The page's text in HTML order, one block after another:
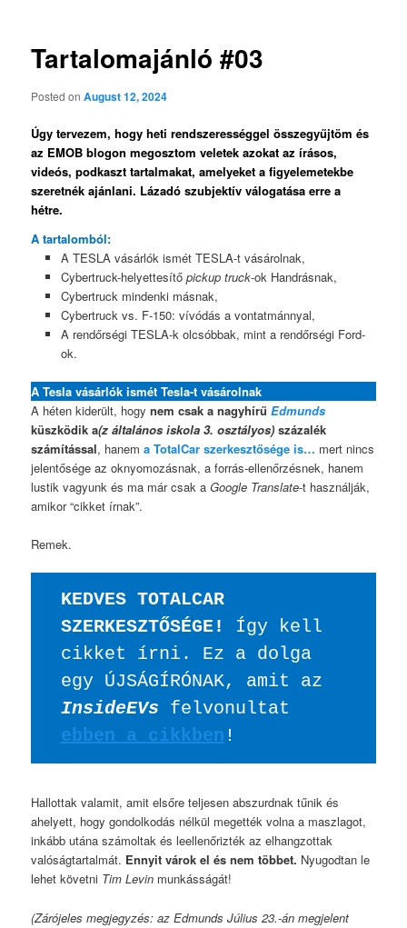
Tartalomajánló #03
Posted onAugust 12, 2024
Úgy tervezem, hogy heti rendszerességgel összegyűjtöm és
az EMOB blogon megosztom veletek azokat az írásos,
videós, podkaszt tartalmakat, amelyeket a figyelemetekbe
szeretnék ajánlani. Lázadó szubjektív válogatása erre a
hétre.
A tartalomból:
A TESLA vásárlók ismét TESLA-t vásárolnak,
Cybertruck-helyettesítő pickup truck-ok Handrásnak,
Cybertruck mindenki másnak,
Cybertruck vs. F-150: vívódás a vontatmánnyal,
A rendőrségi TESLA-k olcsóbbak, mint a rendőrségi Ford-
ok.
A Tesla vásárlók ismét Tesla-t vásárolnak
A héten kiderült, hogynem csak a nagyhírűEdmunds
küszködik a(z általános iskola 3. osztályos) százalék
számítással, hanema TotalCar szerkesztősége is… mert nincs
jelentősége az oknyomozásnak, a forrás-ellenőrzésnek, hanem
lustik vagyunk és ma már csak aGoogle Translate-t használják,
amikor “cikket írnak”.
Remek.
KEDVES TOTALCAR
SZERKESZTŐSÉGE!
Így kell
cikket írni. Ez a dolga
InsideEVs
ebben a cikkben !
Hallottak valamit, amit elsőre teljesen abszurdnak tűnik és
ahelyett, hogy gondolkodás nélkül megették volna a maszlagot,
inkább utána számoltak és leellenőrizték az elhangzottak
valóságtartalmát. Ennyit várok el és nem többet. Nyugodtan le
lehet követni Tim Levin munkásságát!
(Zárójeles megjegyzés: az Edmunds Július 23.-án megjelent